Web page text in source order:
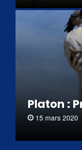
Platon :
15 mars 2020